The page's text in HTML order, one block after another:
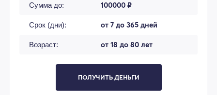
Сумма до: 100000 ₽
Срок (дни): от 7 до 365 дней
Возраст: от 18 до 80 лет
ПОЛУЧИТЬ ДЕНЬГИ